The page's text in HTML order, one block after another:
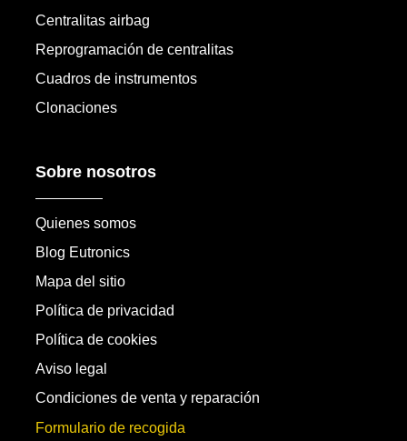
Centralitas airbag
Reprogramación de centralitas
Cuadros de instrumentos
Clonaciones
Sobre nosotros
Quienes somos
Blog Eutronics
Mapa del sitio
Política de privacidad
Política de cookies
Aviso legal
Condiciones de venta y reparación
Formulario de recogida